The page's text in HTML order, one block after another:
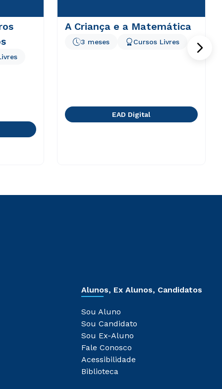
A Criança e a Matemática
3 meses Cursos Livres
EAD Digital
Alunos, Ex Alunos, Candidatos
Sou Aluno
Sou Candidato
Sou Ex-Aluno
Fale Conosco
Acessibilidade
Biblioteca